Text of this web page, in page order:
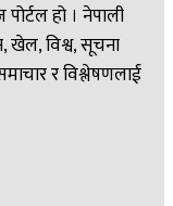
हो । नेपाली
खेल, विश्व, सूचना
र विश्लेषणलाई